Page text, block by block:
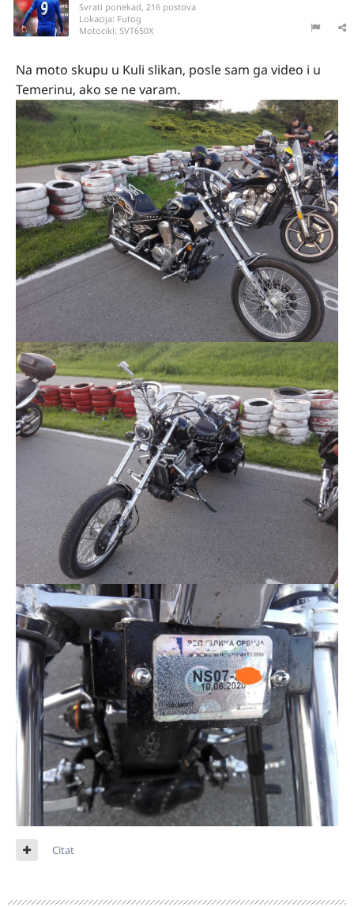
Svrati ponekad, 216 postova
Lokacija: Futog
Motocikl: SVT650X
Na moto skupu u Kuli slikan, posle sam ga video i u
Temerinu, ako se ne varam.
Citat